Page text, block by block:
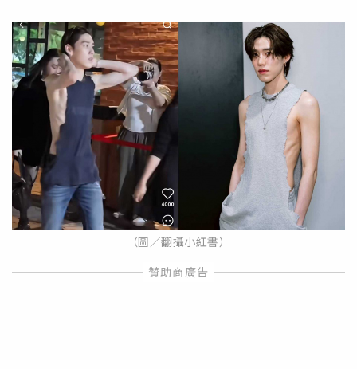
（圖／翻攝小紅書）